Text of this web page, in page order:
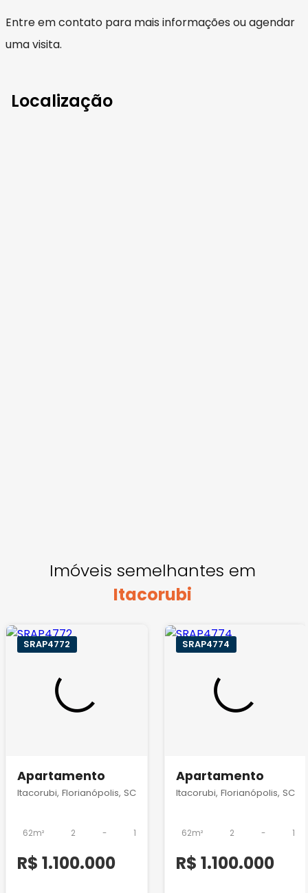
Entre em contato para mais informações ou agendar
uma visita.
Localização
Imóveis semelhantes em
Itacorubi
SRAP4772
Apartamento
Itacorubi, Florianópolis, SC
62m² 2 - 1
R$ 1.100.000
SRAP4774
Apartamento
Itacorubi, Florianópolis, SC
62m² 2 - 1
R$ 1.100.000